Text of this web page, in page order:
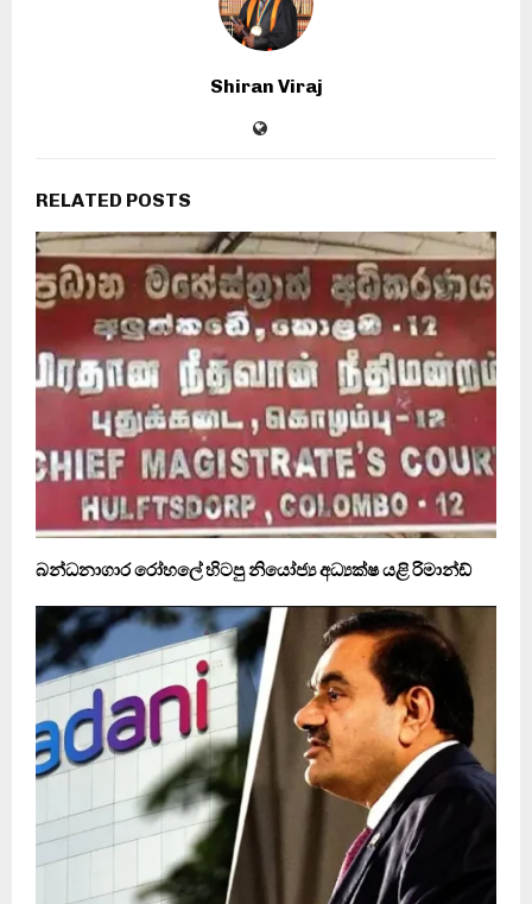
Shiran Viraj
RELATED POSTS
බන්ධනාගාර රෝහලේ හිටපු නියෝජ්‍ය අධ්‍යක්ෂ යළි රිමාන්ඩ්